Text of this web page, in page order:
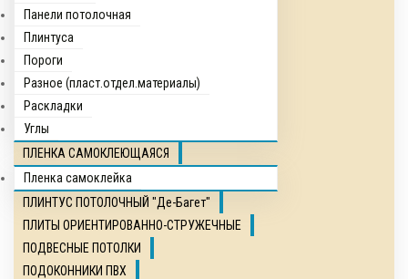
Панели потолочная
Плинтуса
Пороги
Разное (пласт.отдел.материалы)
Раскладки
Углы
ПЛЕНКА САМОКЛЕЮЩАЯСЯ
Пленка самоклейка
ПЛИНТУС ПОТОЛОЧНЫЙ "Де-Багет"
ПЛИТЫ ОРИЕНТИРОВАННО-СТРУЖЕЧНЫЕ
ПОДВЕСНЫЕ ПОТОЛКИ
ПОДОКОННИКИ ПВХ